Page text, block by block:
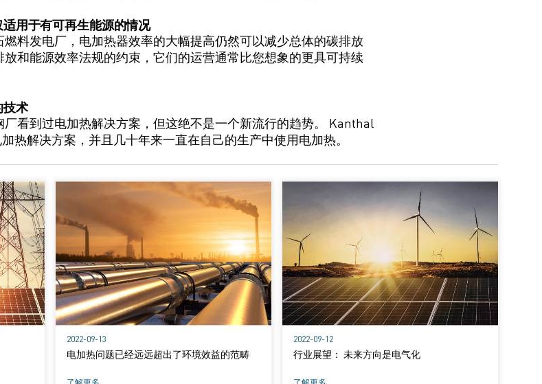
用于有可再生能源的情况
料发电厂， 电加热器效率的大幅提高仍然可以减少总体的碳排放
放和能源效率法规的约束 ， 它们的运营通常比您想象的更具可持续
术
厂看到过电加热解决方案 ， 但这绝不是一个新流行的趋势。 Kanthal
热解决方案， 并且几十年来一直在自己的生产中使用电加热。
2022-09-13
电加热问题已经远远超出了环境效益的范畴
2022-09-12
行业展望： 未来方向是电气化